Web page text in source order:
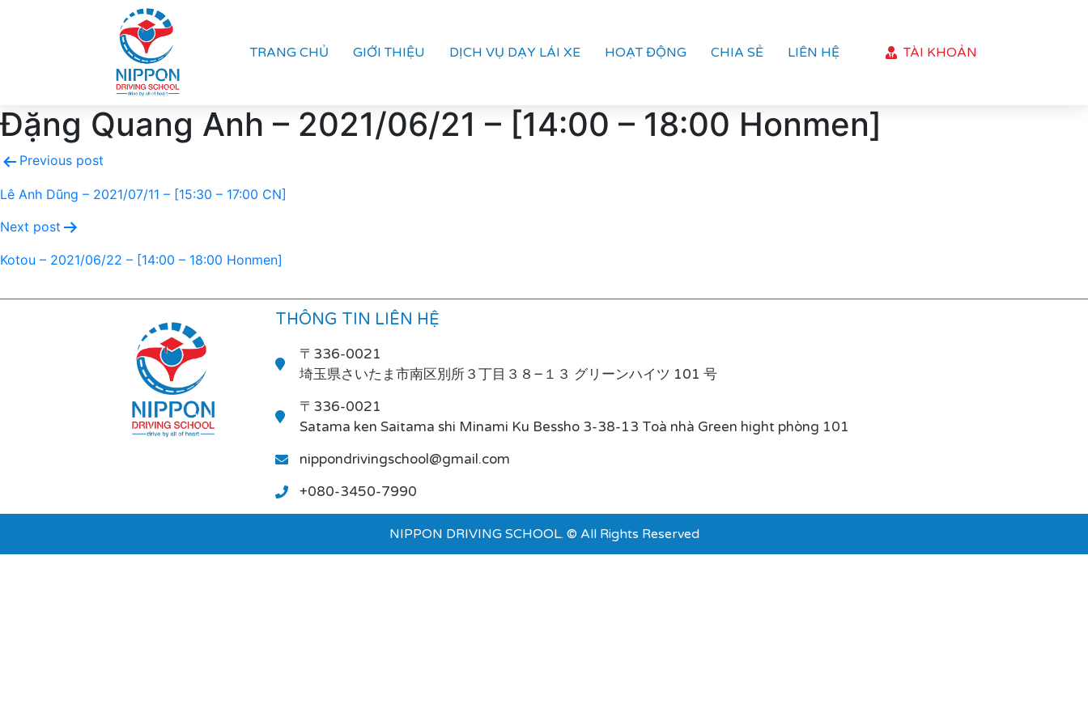
TRANG CHỦ GIỚI THIỆU DỊCH VỤ DẠY LÁI XE HOẠT ĐỘNG CHIA SẺ LIÊN HỆ TÀI KHOẢN
Đặng Quang Anh – 2021/06/21 – [14:00 – 18:00 Honmen]
Previous post
Lê Anh Dũng – 2021/07/11 – [15:30 – 17:00 CN]
Next post
Kotou – 2021/06/22 – [14:00 – 18:00 Honmen]
THÔNG TIN LIÊN HỆ
〒336-0021
埼玉県さいたま市南区別所３丁目３８−１３ グリーンハイツ 101 号
〒336-0021
Satama ken Saitama shi Minami Ku Bessho 3-38-13 Toà nhà Green hight phòng 101
nippondrivingschool@gmail.com
+080-3450-7990
NIPPON DRIVING SCHOOL. © All Rights Reserved